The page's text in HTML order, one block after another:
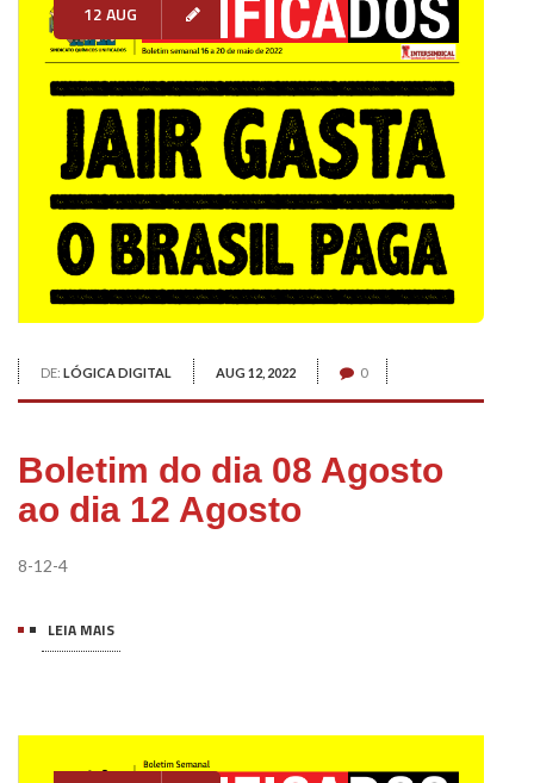
12 AUG
DE: LÓGICA DIGITAL AUG 12, 2022 0
Boletim do dia 08 Agosto
ao dia 12 Agosto
8-12-4
LEIA MAIS